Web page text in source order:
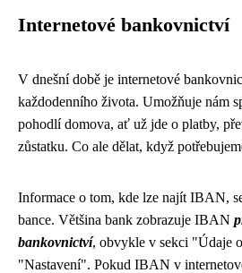
Internetové bankovnictví
V dnešní době je internetové
každodenního života. Umožňuje nám
pohodlí domova, ať už jde o platby,
zůstatku. Co ale dělat, když
Informace o tom, kde lze najít IBAN,
bance. Většina bank zobrazuje IBAN
bankovnictví, obvykle v sekci "Údaje
"Nastavení". Pokud IBAN v